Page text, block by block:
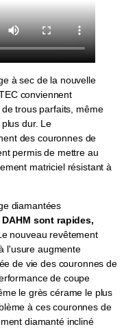
à sec de la nouvelle
conviennent
trous parfaits, même
dur. Le
des couronnes de
permis de mettre au
matriciel résistant à
diamantées
DAHM sont rapides,
Le nouveau revêtement
l'usure augmente
de vie des couronnes de
de coupe
le grès cérame le plus
à ces couronnes de
diamanté incliné